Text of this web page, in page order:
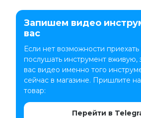
Запишем видео
вас
Если нет возможности приехать
послушать инструмент
вас видео именно того
сейчас в магазине. Пришлите
товар:
Перейти в